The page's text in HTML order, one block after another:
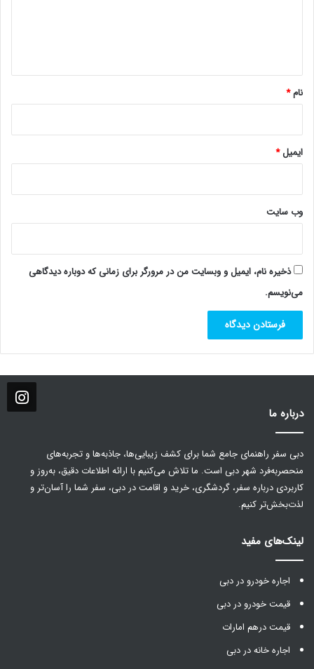
نام*
ایمیل*
وب‌ سایت
ذخیره نام، ایمیل و وبسایت من در مرورگر برای زمانی که دوباره دیدگاهی
می‌نویسم.
درباره ما
دبی سفر راهنمای جامع شما برای کشف زیبایی‌ها، جاذبه‌ها و تجربه‌های
منحصربه‌فرد شهر دبی است. ما تلاش می‌کنیم با ارائه اطلاعات دقیق، به‌روز و
کاربردی درباره سفر، گردشگری، خرید و اقامت در دبی، سفر شما را آسان‌تر و
لذت‌بخش‌تر کنیم.
لینک‌های مفید
اجاره خودرو در دبی
قیمت خودرو در دبی
قیمت درهم امارات
اجاره خانه در دبی